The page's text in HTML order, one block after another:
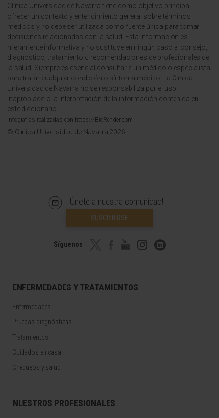
Clínica Universidad de Navarra tiene como objetivo principal
ofrecer un contexto y entendimiento general sobre términos
médicos y no debe ser utilizada como fuente única para tomar
decisiones relacionadas con la salud. Esta información es
meramente informativa y no sustituye en ningún caso el consejo,
diagnóstico, tratamiento o recomendaciones de profesionales de
la salud. Siempre es esencial consultar a un médico o especialista
para tratar cualquier condición o síntoma médico. La Clínica
Universidad de Navarra no se responsabiliza por el uso
inapropiado o la interpretación de la información contenida en
este diccionario.
Infografías realizadas con https://BioRender.com
© Clínica Universidad de Navarra 2026
¡Únete a nuestra comunidad!
SUSCRIBIRSE
Síguenos
ENFERMEDADES Y TRATAMIENTOS
Enfermedades
Pruebas diagnósticas
Tratamientos
Cuidados en casa
Chequeos y salud
NUESTROS PROFESIONALES